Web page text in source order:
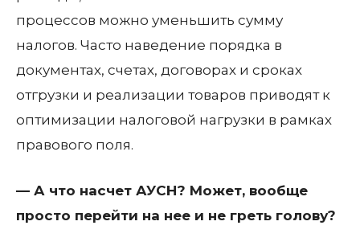
процессов можно уменьшить сумму
налогов. Часто наведение порядка в
документах, счетах, договорах и сроках
отгрузки и реализации товаров приводят к
оптимизации налоговой нагрузки в рамках
правового поля.
— А что насчет АУСН? Может, вообще
просто перейти на нее и не греть голову?